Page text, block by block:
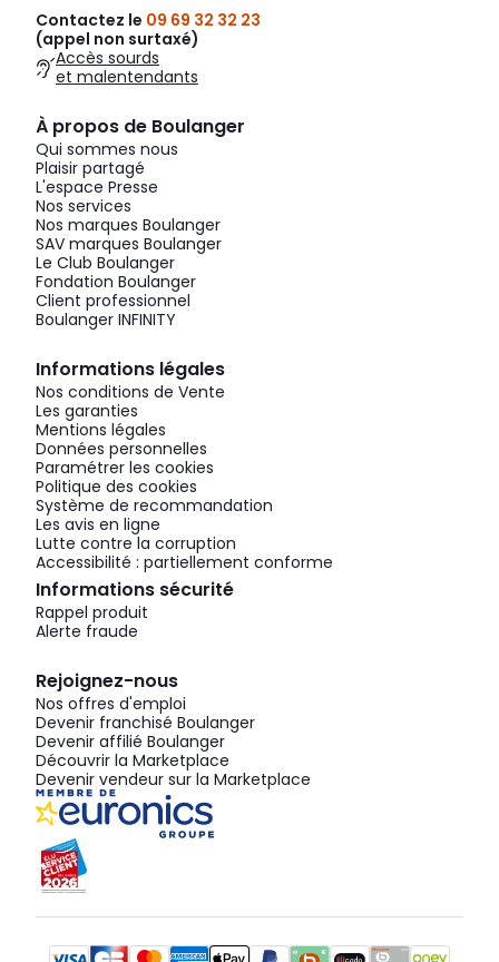
Contactez le 09 69 32 32 23
(appel non surtaxé)
Accès sourds
et malentendants
À propos de Boulanger
Qui sommes nous
Plaisir partagé
L'espace Presse
Nos services
Nos marques Boulanger
SAV marques Boulanger
Le Club Boulanger
Fondation Boulanger
Client professionnel
Boulanger INFINITY
Informations légales
Nos conditions de Vente
Les garanties
Mentions légales
Données personnelles
Paramétrer les cookies
Politique des cookies
Système de recommandation
Les avis en ligne
Lutte contre la corruption
Accessibilité : partiellement conforme
Informations sécurité
Rappel produit
Alerte fraude
Rejoignez-nous
Nos offres d'emploi
Devenir franchisé Boulanger
Devenir affilié Boulanger
Découvrir la Marketplace
Devenir vendeur sur la Marketplace